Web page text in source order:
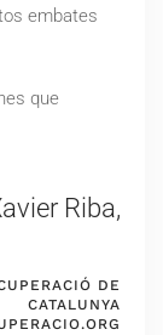
embates
que
Riba,
DE
CATALUNYA